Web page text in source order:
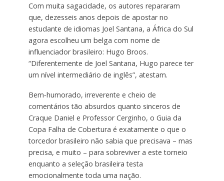
Com muita sagacidade, os autores repararam
que, dezesseis anos depois de apostar no
estudante de idiomas Joel Santana, a África do Sul
agora escolheu um belga com nome de
influenciador brasileiro: Hugo Broos.
“Diferentemente de Joel Santana, Hugo parece ter
um nível intermediário de inglês”, atestam.
Bem‑humorado, irreverente e cheio de
comentários tão absurdos quanto sinceros de
Craque Daniel e Professor Cerginho, o Guia da
Copa Falha de Cobertura é exatamente o que o
torcedor brasileiro não sabia que precisava – mas
precisa, e muito – para sobreviver a este torneio
enquanto a seleção brasileira testa
emocionalmente toda uma nação.